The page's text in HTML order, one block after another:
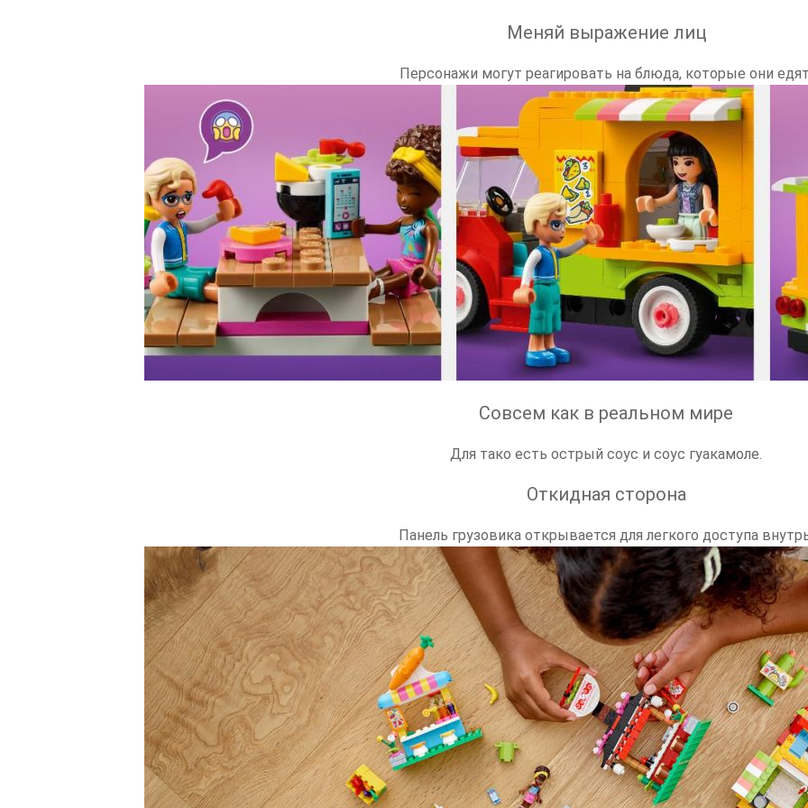
Меняй выражение лиц
Персонажи могут реагировать на блюда, которые они
Совсем как в реальном мире
Для тако есть острый соус и соус гуакамоле.
Откидная сторона
Панель грузовика открывается для легкого доступа